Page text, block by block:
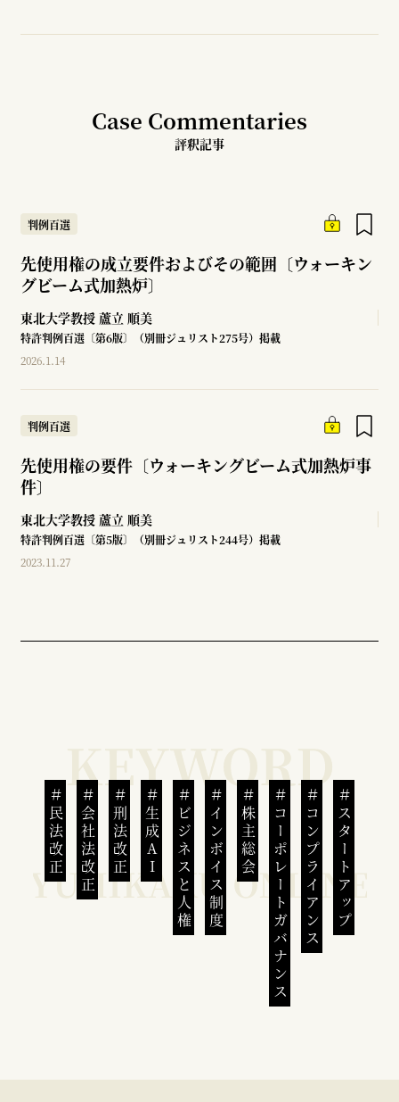
Case Commentaries
評釈記事
判例百選
先使用権の成立要件およびその範囲〔ウォーキン
グビーム式加熱炉〕
東北大学教授 蘆立 順美
特許判例百選〔第6版〕（別冊ジュリスト275号）掲載
2026.1.14
判例百選
先使用権の要件〔ウォーキングビーム式加熱炉事
件〕
東北大学教授 蘆立 順美
特許判例百選〔第5版〕（別冊ジュリスト244号）掲載
2023.11.27
民法改正 会社法改正 刑法改正 生成AI ビジネスと人権インボイス制度 株主総会 コーポレートガバナンスコンプライアンススタートアップ